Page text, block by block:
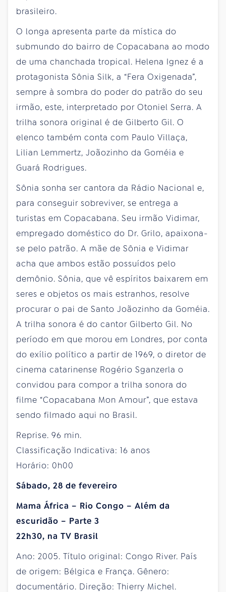
brasileiro.
O longa apresenta parte da mística do
submundo do bairro de Copacabana ao modo
de uma chanchada tropical. Helena Ignez é a
protagonista Sônia Silk, a “Fera Oxigenada”,
sempre à sombra do poder do patrão do seu
irmão, este, interpretado por Otoniel Serra. A
trilha sonora original é de Gilberto Gil. O
elenco também conta com Paulo Villaça,
Lilian Lemmertz, Joãozinho da Goméia e
Guará Rodrigues.
Sônia sonha ser cantora da Rádio Nacional e,
para conseguir sobreviver, se entrega a
turistas em Copacabana. Seu irmão Vidimar,
empregado doméstico do Dr. Grilo, apaixona-
se pelo patrão. A mãe de Sônia e Vidimar
acha que ambos estão possuídos pelo
demônio. Sônia, que vê espíritos baixarem em
seres e objetos os mais estranhos, resolve
procurar o pai de Santo Joãozinho da Goméia.
A trilha sonora é do cantor Gilberto Gil. No
período em que morou em Londres, por conta
do exílio político a partir de 1969, o diretor de
cinema catarinense Rogério Sganzerla o
convidou para compor a trilha sonora do
filme “Copacabana Mon Amour”, que estava
sendo filmado aqui no Brasil.
Reprise. 96 min.
Classificação Indicativa: 16 anos
Horário: 0h00
Sábado, 28 de fevereiro
Mama África – Rio Congo – Além da
escuridão – Parte 3
22h30, na TV Brasil
Ano: 2005. Título original: Congo River. País
de origem: Bélgica e França. Gênero:
documentário. Direção: Thierry Michel.